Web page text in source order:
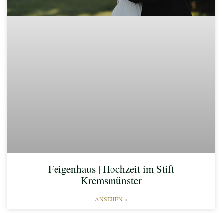
Feigenhaus | Hochzeit im Stift
Kremsmünster
ANSEHEN »